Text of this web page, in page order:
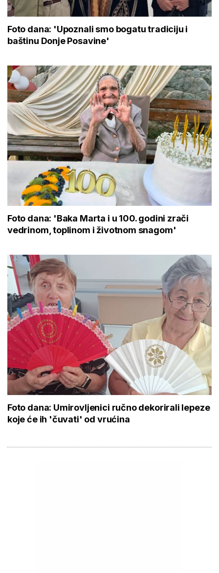
Foto dana: 'Upoznali smo bogatu tradiciju i
baštinu Donje Posavine'
Foto dana: 'Baka Marta i u 100. godini zrači
vedrinom, toplinom i životnom snagom'
Foto dana: Umirovljenici ručno dekorirali lepeze
koje će ih 'čuvati' od vrućina